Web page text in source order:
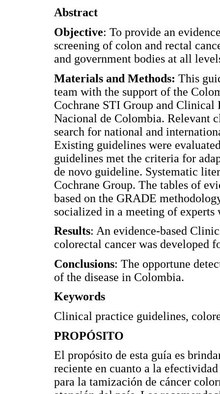
Abstract
Objective: To provide an
screening of colon and rectal
and government bodies at all
Materials and Methods: This
team with the support of the
Cochrane STI Group and Clinical
Nacional de Colombia. Relevant
search for national and
Existing guidelines were
guidelines met the criteria for
de novo guideline. Systematic
Cochrane Group. The tables of
based on the GRADE
socialized in a meeting of experts
Results: An evidence-based
colorectal cancer was developed
Conclusions: The opportune
of the disease in Colombia.
Keywords
Clinical practice guidelines,
PROPÓSITO
El propósito de esta guía es
reciente en cuanto a la
para la tamización de cáncer